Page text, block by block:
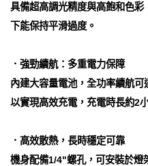
具備超高調光精度與高飽和色
下能保持平滑過度。
．強勁續航：多重電力保障
內建大容量電池，全功率續航
以實現高效充電，充電時長約2
．高效散熱，長時穩定可靠
機身配備1/4"螺孔，可安裝於燈